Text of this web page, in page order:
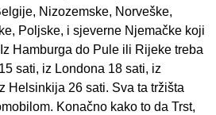
Nizozemske, Norveške,
Poljske, i sjeverne Njemačke koji
Hamburga do Pule ili Rijeke treba
sati, iz Londona 18 sati, iz
Helsinkija 26 sati. Sva ta tržišta
Konačno kako to da Trst,